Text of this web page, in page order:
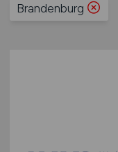
Brandenburg